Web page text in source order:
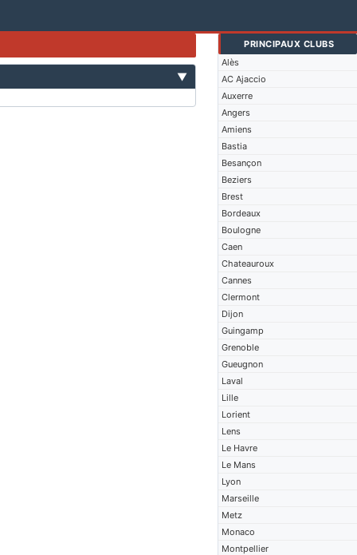
PRINCIPAUX CLUBS
Alès
AC Ajaccio
Auxerre
Angers
Amiens
Bastia
Besançon
Beziers
Brest
Bordeaux
Boulogne
Caen
Chateauroux
Cannes
Clermont
Dijon
Guingamp
Grenoble
Gueugnon
Laval
Lille
Lorient
Lens
Le Havre
Le Mans
Lyon
Marseille
Metz
Monaco
Montpellier
▼